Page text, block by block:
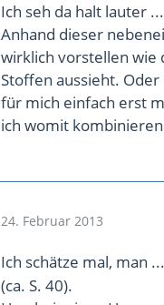
Ich seh da halt lauter
Anhand dieser
wirklich vorstellen wie
Stoffen aussieht.
für mich einfach erst
ich womit
24. Februar 2013
Ich schätze mal, man
(ca. S. 40).